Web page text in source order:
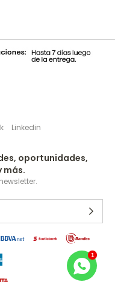
Linkedin
oportunidades,
más.